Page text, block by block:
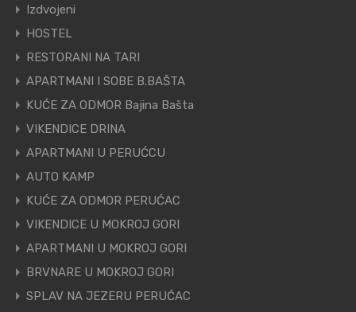
Izdvojeni
HOSTEL
RESTORANI NA TARI
APARTMANI I SOBE B.BAŠTA
KUĆE ZA ODMOR Bajina Bašta
VIKENDICE DRINA
APARTMANI U PERUĆCU
AUTO KAMP
KUĆE ZA ODMOR PERUĆAC
VIKENDICE U MOKROJ GORI
APARTMANI U MOKROJ GORI
BRVNARE U MOKROJ GORI
SPLAV NA JEZERU PERUĆAC